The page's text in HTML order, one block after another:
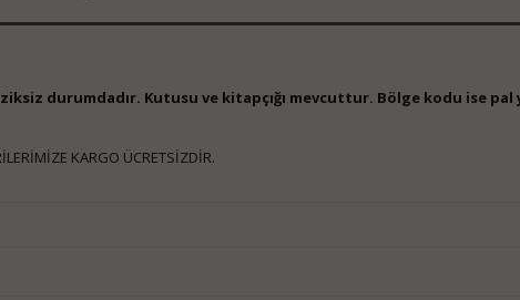
durumdadır. Kutusu ve kitapçığı mevcuttur. Bölge kodu ise pal
KARGO ÜCRETSİZDİR.